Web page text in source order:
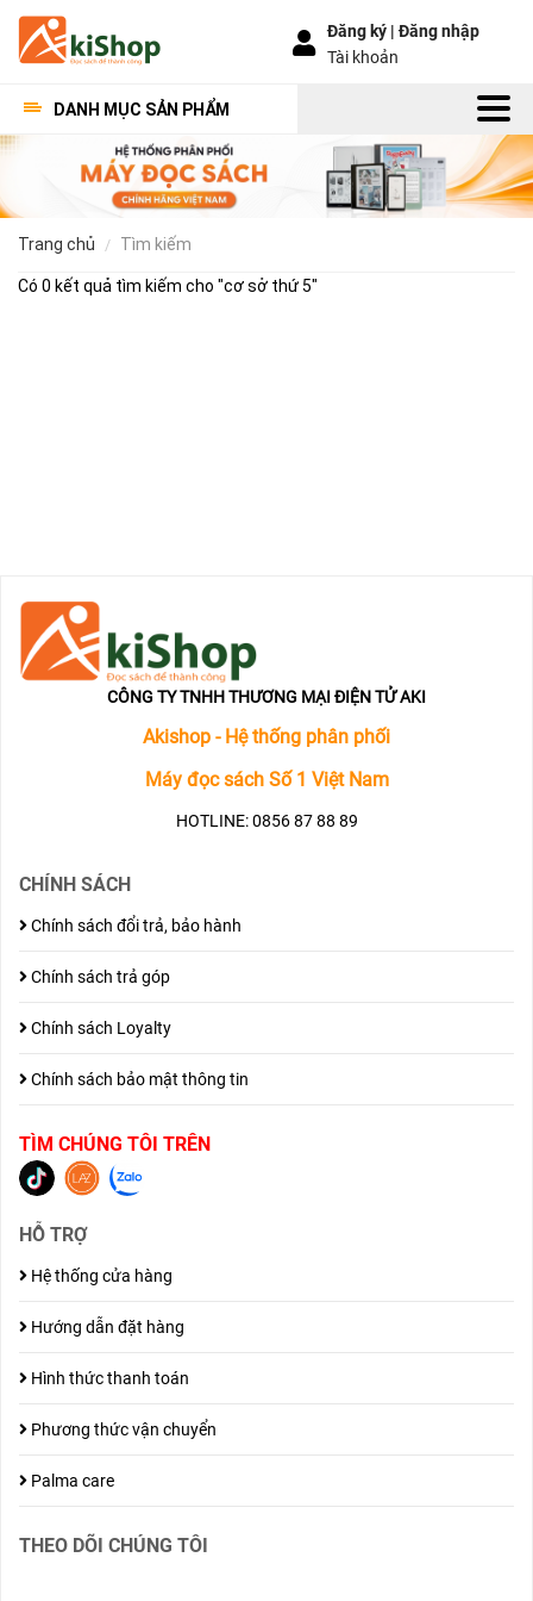
Đăng ký |Đăng nhập
Tài khoản
DANH MỤC SẢN PHẨM
trang chủ tìm kiếm
Có 0 kết quả tìm kiếm cho "cơ sở thứ 5"
CÔNG TY TNHH THƯƠNG MẠI ĐIỆN TỬ AKI
Akishop - Hệ thống phân phối
Máy đọc sách Số 1 Việt Nam
HOTLINE: 0856 87 88 89
CHÍNH SÁCH
Chính sách đổi trả, bảo hành
Chính sách trả góp
Chính sách Loyalty
Chính sách bảo mật thông tin
TÌM CHÚNG TÔI TRÊN
HỖ TRỢ
Hệ thống cửa hàng
Hướng dẫn đặt hàng
Hình thức thanh toán
Phương thức vận chuyển
Palma care
THEO DÕI CHÚNG TÔI